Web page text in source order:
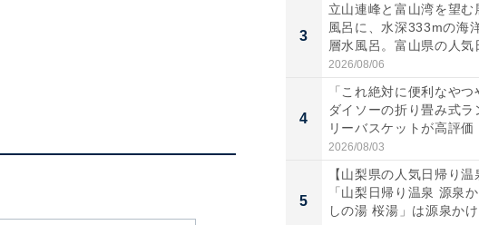
3
立山連峰と富山湾を望む
風呂に、水深333mの海
層水風呂。富山県の人気
帰...
2026/08/06
4
「これ絶対に便利なやつ
ダイソーの折り畳み式ラ
リーバスケットが高評価
わ...
2026/08/03
5
【山梨県の人気日帰り温
「山梨日帰り温泉 源泉
しの湯 桜湯」は源泉かけ